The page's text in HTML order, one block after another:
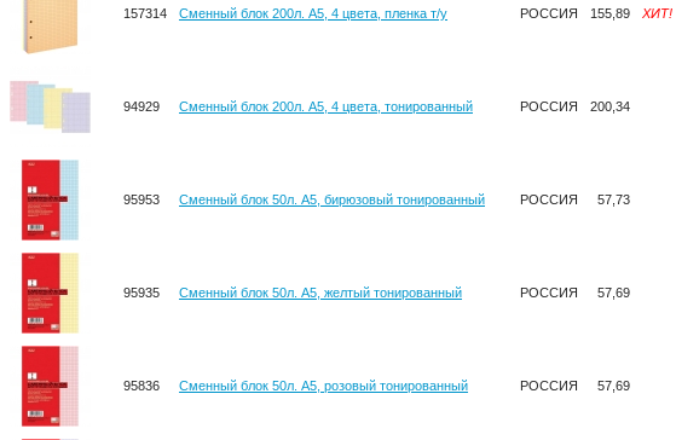
157314 Сменный блок 200л. А5, 4 цвета, пленка т/у РОССИЯ 155,89 ХИТ!
94929 Сменный блок 200л. А5, 4 цвета, тонированный РОССИЯ 200,34
95953 Сменный блок 50л. А5, бирюзовый тонированный РОССИЯ 57,73
95935 Сменный блок 50л. А5, желтый тонированный РОССИЯ 57,69
95836 Сменный блок 50л. А5, розовый тонированный РОССИЯ 57,69